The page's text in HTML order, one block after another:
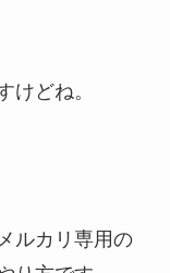
けどね。
ルカリ専用の